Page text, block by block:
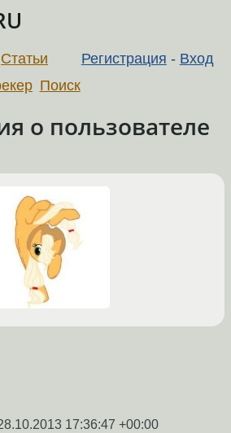
Регистрация - Вход
Статьи
Поиск
о пользователе
17:36:47 +00:00